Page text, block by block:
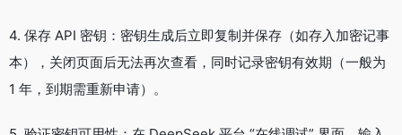
4. 保存 API 密钥：密钥生成后立即复制并保存（如存入加密记事
本），关闭页面后无法再次查看，同时记录密钥有效期（一般为
1 年，到期需重新申请）。